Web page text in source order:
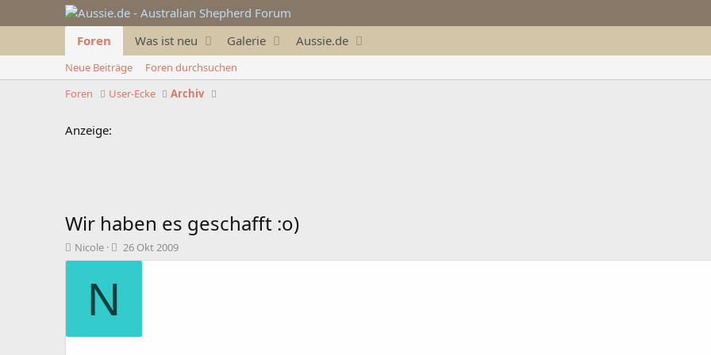
Foren Was ist neu Galerie Aussie.de
Neue Beiträge
Foren durchsuchen
Foren
User-Ecke Archiv
Anzeige:
Wir haben es geschafft :o)
T
h
Nicole
B
e
26 Okt 2009
N